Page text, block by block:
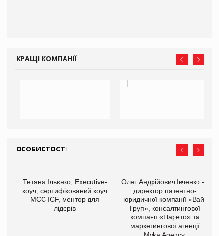
КРАЩІ КОМПАНІЇ
ОСОБИСТОСТІ
Тетяна Ільєнко, Executive-
коуч, сертифікований коуч
МСС ICF, ментор для
лідерів
Олег Андрійович Івченко —
директор патентно-
юридичної компанії «Вайз
Груп», консалтингової
компанії «Парето» та
маркетингової агенції
Myka Agency.